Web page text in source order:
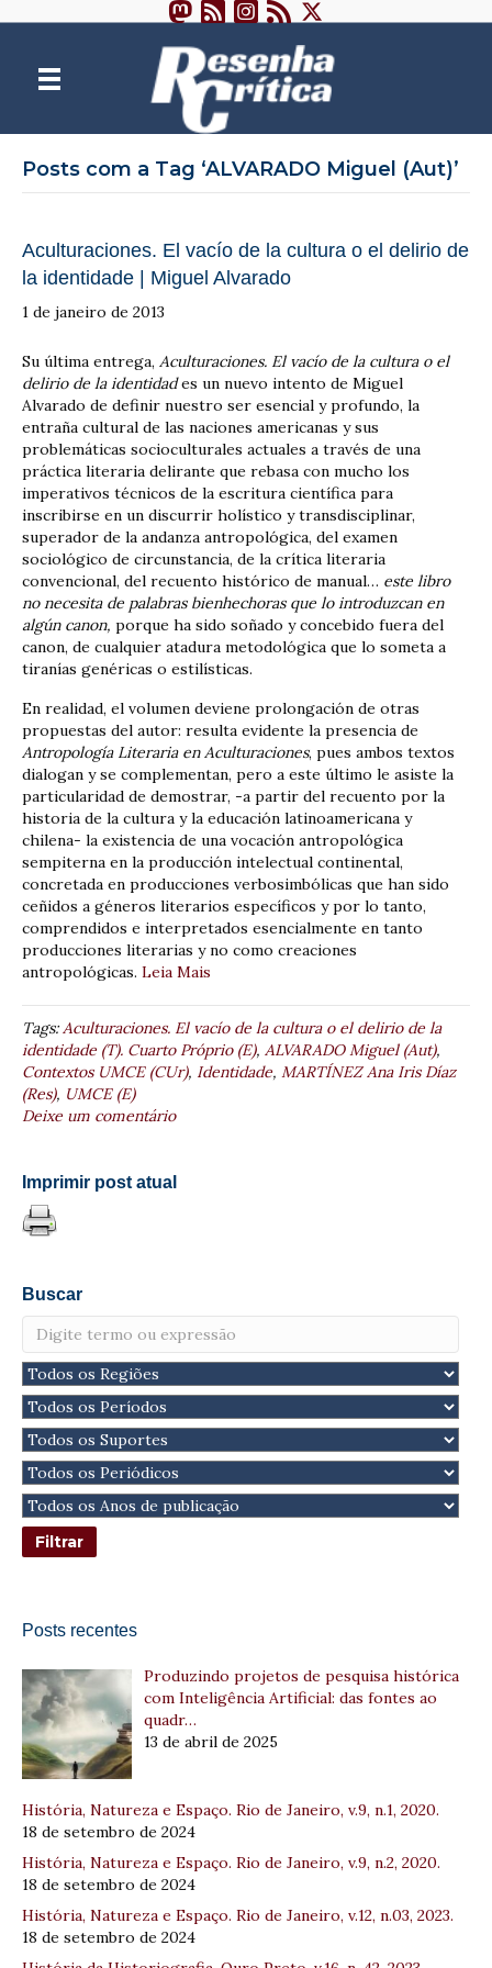
Posts com a Tag ‘ALVARADO Miguel (Aut)’
Aculturaciones. El vacío de la cultura o el delirio de
la identidade | Miguel Alvarado
1 de janeiro de 2013
Su última entrega, Aculturaciones. El vacío de la cultura o el
delirio de la identidades un nuevo intento de Miguel
Alvarado de definir nuestro ser esencial y profundo, la
entraña cultural de las naciones americanas y sus
problemáticas socioculturales actuales a través de una
práctica literaria delirante que rebasa con mucho los
imperativos técnicos de la escritura científica para
inscribirse en un discurrir holístico y transdisciplinar,
superador de la andanza antropológica, del examen
sociológico de circunstancia, de la crítica literaria
convencional, del recuento histórico de manual… este libro
no necesita de palabras bienhechoras que lo introduzcan en
algún canon, porque ha sido soñado y concebido fuera del
canon, de cualquier atadura metodológica que lo someta a
tiranías genéricas o estilísticas.
En realidad, el volumen deviene prolongación de otras
propuestas del autor: resulta evidente la presencia de
Antropología Literaria en Aculturaciones, pues ambos textos
dialogan y se complementan, pero a este último le asiste la
particularidad de demostrar, -a partir del recuento por la
historia de la cultura y la educación latinoamericana y
chilena- la existencia de una vocación antropológica
sempiterna en la producción intelectual continental,
concretada en producciones verbosimbólicas que han sido
ceñidos a géneros literarios específicos y por lo tanto,
comprendidos e interpretados esencialmente en tanto
producciones literarias y no como creaciones
antropológicas. Leia Mais
Tags:Aculturaciones. El vacío de la cultura o el delirio de la
identidade (T). Cuarto Próprio (E), ALVARADO Miguel (Aut),
Contextos UMCE (CUr), Identidade, MARTÍNEZ Ana Iris Díaz
(Res), UMCE (E)
Deixe um comentário
Imprimir post atual
Buscar
Posts recentes
Produzindo projetos de pesquisa histórica
com Inteligência Artificial: das fontes ao
quadr…
13 de abril de 2025
História, Natureza e Espaço. Rio de Janeiro, v.9, n.1, 2020.
18 de setembro de 2024
História, Natureza e Espaço. Rio de Janeiro, v.9, n.2, 2020.
18 de setembro de 2024
História, Natureza e Espaço. Rio de Janeiro, v.12, n.03, 2023.
18 de setembro de 2024